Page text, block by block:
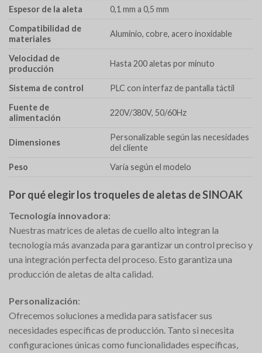
Espesor de la aleta
0,1 mm a 0,5 mm
Compatibilidad de
materiales
Aluminio, cobre, acero inoxidable
Velocidad de
producción
Hasta 200 aletas por minuto
Sistema de control
PLC con interfaz de pantalla táctil
Fuente de
alimentación
220V/380V, 50/60Hz
Dimensiones
Personalizable según las necesidades
del cliente
Peso
Varía según el modelo
Por qué elegir los troqueles de aletas de SINOAK
Tecnología innovadora:
Nuestras matrices de aletas de cuello alto integran la
tecnología más avanzada para garantizar un control preciso y
una integración perfecta del proceso. Esto garantiza una
producción de aletas de alta calidad.
Personalización:
Ofrecemos soluciones a medida para satisfacer sus
necesidades específicas de producción. Tanto si necesita
configuraciones únicas como funcionalidades específicas,